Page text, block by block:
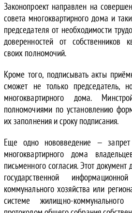
Законопроект направлен на
совета многоквартирного дома и
председателя от необходимости
доверенностей от собственников
своих полномочий.
Кроме того, подписывать акты
сможет не только председатель,
многоквартирного дома.
полномочиями по установлению
их заполнения и сроку подписания.
Еще одно нововведение —
многоквартирного дома
письменного согласия. Этот
государственной
коммунального хозяйства или
системе жилищно-